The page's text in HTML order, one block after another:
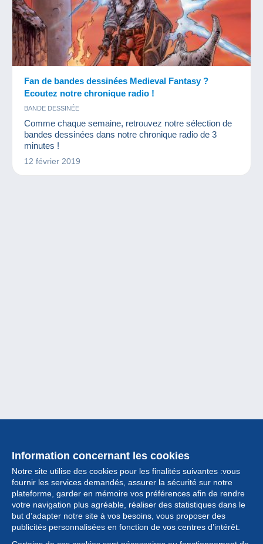
Fan de bandes dessinées Medieval Fantasy ?
Ecoutez notre chronique radio !
BANDE DESSINÉE
Comme chaque semaine, retrouvez notre sélection de
bandes dessinées dans notre chronique radio de 3
minutes !
12 février 2019
Information concernant les cookies
Notre site utilise des cookies pour les finalités suivantes :vous
fournir les services demandés, assurer la sécurité sur notre
plateforme, garder en mémoire vos préférences afin de rendre
votre navigation plus agréable, réaliser des statistiques dans le
but d’adapter notre site à vos besoins, vous proposer des
publicités personnalisées en fonction de vos centres d’intérêt.
Collection